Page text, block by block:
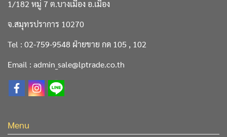
1/182 หมู่ 7 ต.บางเมือง อ.เมือง
จ.สมุทรปราการ 10270
Tel : 02-759-9548 ฝ่ายขาย กด 105 , 102
Email : admin_sale@lptrade.co.th
Menu